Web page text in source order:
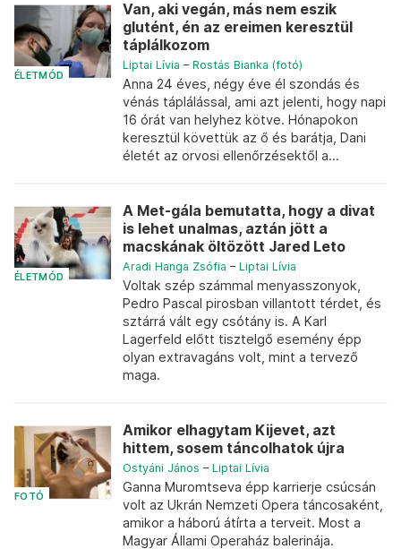
ÉLETMÓD
Van, aki vegán, más nem eszik
glutént, én az ereimen keresztül
táplálkozom
Liptai Lívia – Rostás Bianka (fotó)
Anna 24 éves, négy éve él szondás és
vénás táplálással, ami azt jelenti, hogy napi
16 órát van helyhez kötve. Hónapokon
keresztül követtük az ő és barátja, Dani
életét az orvosi ellenőrzésektől a...
ÉLETMÓD
A Met-gála bemutatta, hogy a divat
is lehet unalmas, aztán jött a
macskának öltözött Jared Leto
Aradi Hanga Zsófia – Liptai Lívia
Voltak szép számmal menyasszonyok,
Pedro Pascal pirosban villantott térdet, és
sztárrá vált egy csótány is. A Karl
Lagerfeld előtt tisztelgő esemény épp
olyan extravagáns volt, mint a tervező
maga.
FOTÓ
Amikor elhagytam Kijevet, azt
hittem, sosem táncolhatok újra
Ostyáni János – Liptai Lívia
Ganna Muromtseva épp karrierje csúcsán
volt az Ukrán Nemzeti Opera táncosaként,
amikor a háború átírta a terveit. Most a
Magyar Állami Operaház balerinája.